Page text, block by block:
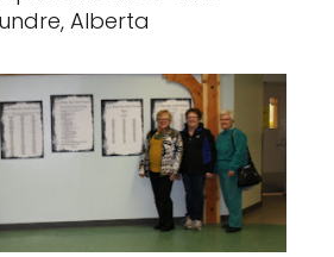
Alberta